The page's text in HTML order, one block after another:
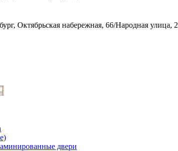
Октябрьская набережная, 66/Народная улица, 2
двери